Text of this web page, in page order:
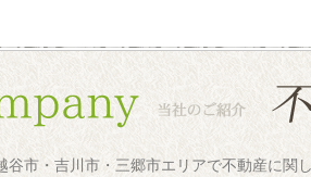
谷市・吉川市・三郷市エリアで不動産に関